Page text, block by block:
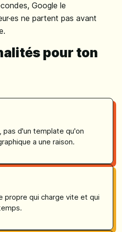
Google le
ne partent pas avant
pour ton
d'un template qu'on
a une raison.
propre qui charge vite et qui